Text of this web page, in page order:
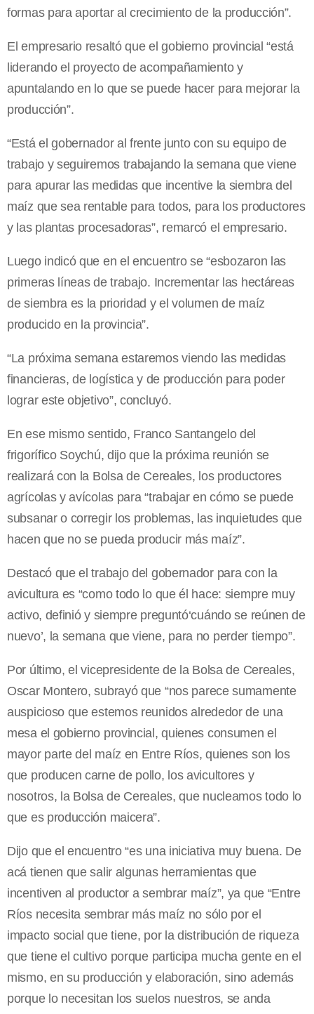
formas para aportar al crecimiento de la producción”.
El empresario resaltó que el gobierno provincial “está
liderando el proyecto de acompañamiento y
apuntalando en lo que se puede hacer para mejorar la
producción”.
“Está el gobernador al frente junto con su equipo de
trabajo y seguiremos trabajando la semana que viene
para apurar las medidas que incentive la siembra del
maíz que sea rentable para todos, para los productores
y las plantas procesadoras”, remarcó el empresario.
Luego indicó que en el encuentro se “esbozaron las
primeras líneas de trabajo. Incrementar las hectáreas
de siembra es la prioridad y el volumen de maíz
producido en la provincia”.
“La próxima semana estaremos viendo las medidas
financieras, de logística y de producción para poder
lograr este objetivo”, concluyó.
En ese mismo sentido, Franco Santangelo del
frigorífico Soychú, dijo que la próxima reunión se
realizará con la Bolsa de Cereales, los productores
agrícolas y avícolas para “trabajar en cómo se puede
subsanar o corregir los problemas, las inquietudes que
hacen que no se pueda producir más maíz”.
Destacó que el trabajo del gobernador para con la
avicultura es “como todo lo que él hace: siempre muy
activo, definió y siempre preguntó‘cuándo se reúnen de
nuevo’, la semana que viene, para no perder tiempo”.
Por último, el vicepresidente de la Bolsa de Cereales,
Oscar Montero, subrayó que “nos parece sumamente
auspicioso que estemos reunidos alrededor de una
mesa el gobierno provincial, quienes consumen el
mayor parte del maíz en Entre Ríos, quienes son los
que producen carne de pollo, los avicultores y
nosotros, la Bolsa de Cereales, que nucleamos todo lo
que es producción maicera”.
Dijo que el encuentro “es una iniciativa muy buena. De
acá tienen que salir algunas herramientas que
incentiven al productor a sembrar maíz”, ya que “Entre
Ríos necesita sembrar más maíz no sólo por el
impacto social que tiene, por la distribución de riqueza
que tiene el cultivo porque participa mucha gente en el
mismo, en su producción y elaboración, sino además
porque lo necesitan los suelos nuestros, se anda